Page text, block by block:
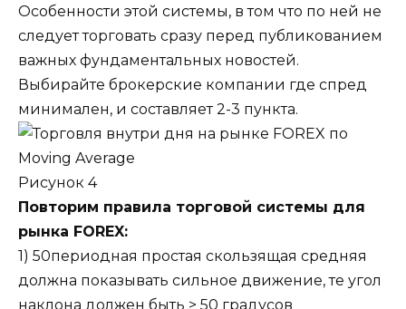
Особенности этой системы, в том что по ней не
следует торговать сразу перед публикованием
важных фундаментальных новостей.
Выбирайте брокерские компании где спред
минимален, и составляет 2-3 пункта.
Рисунок 4
Повторим правила торговой системы для
рынка FOREX:
1) 50периодная простая скользящая средняя
должна показывать сильное движение, те угол
наклона должен быть > 50 градусов